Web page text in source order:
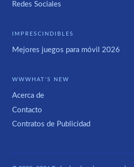
Redes Sociales
IMPRESCINDIBLES
Mejores juegos para móvil 2026
WWWHAT'S NEW
Acerca de
Contacto
Contratos de Publicidad